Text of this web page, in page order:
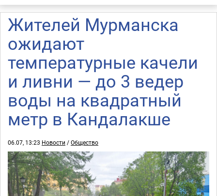
Жителей Мурманска
ожидают
температурные качели
и ливни — до 3 ведер
воды на квадратный
метр в Кандалакше
06.07, 13:23 Новости /Общество